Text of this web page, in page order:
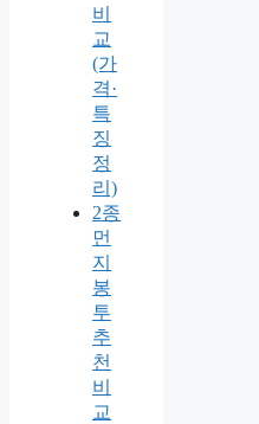
비
교
(가
격·
특
징
정
리)
2종
먼
지
봉
투
추
천
비
교